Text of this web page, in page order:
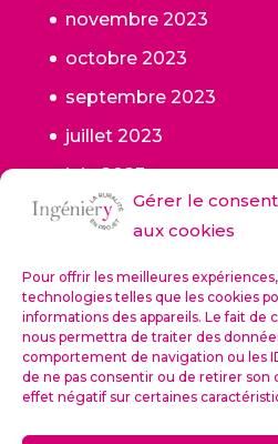
Gérer le
aux cookies
Pour offrir les meilleures
technologies telles que les cookies
informations des appareils. Le fait de
nous permettra de traiter des
comportement de navigation ou les
de ne pas consentir ou de retirer
effet négatif sur certaines
novembre 2023
octobre 2023
septembre 2023
juillet 2023
juin 2023
mai 2023
octobre 2022
septembre 2022